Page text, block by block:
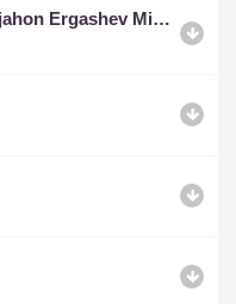
Xamdam Sobirov Shokhjahon Ergashev Mirjon Ashrapov Oybek Sangin